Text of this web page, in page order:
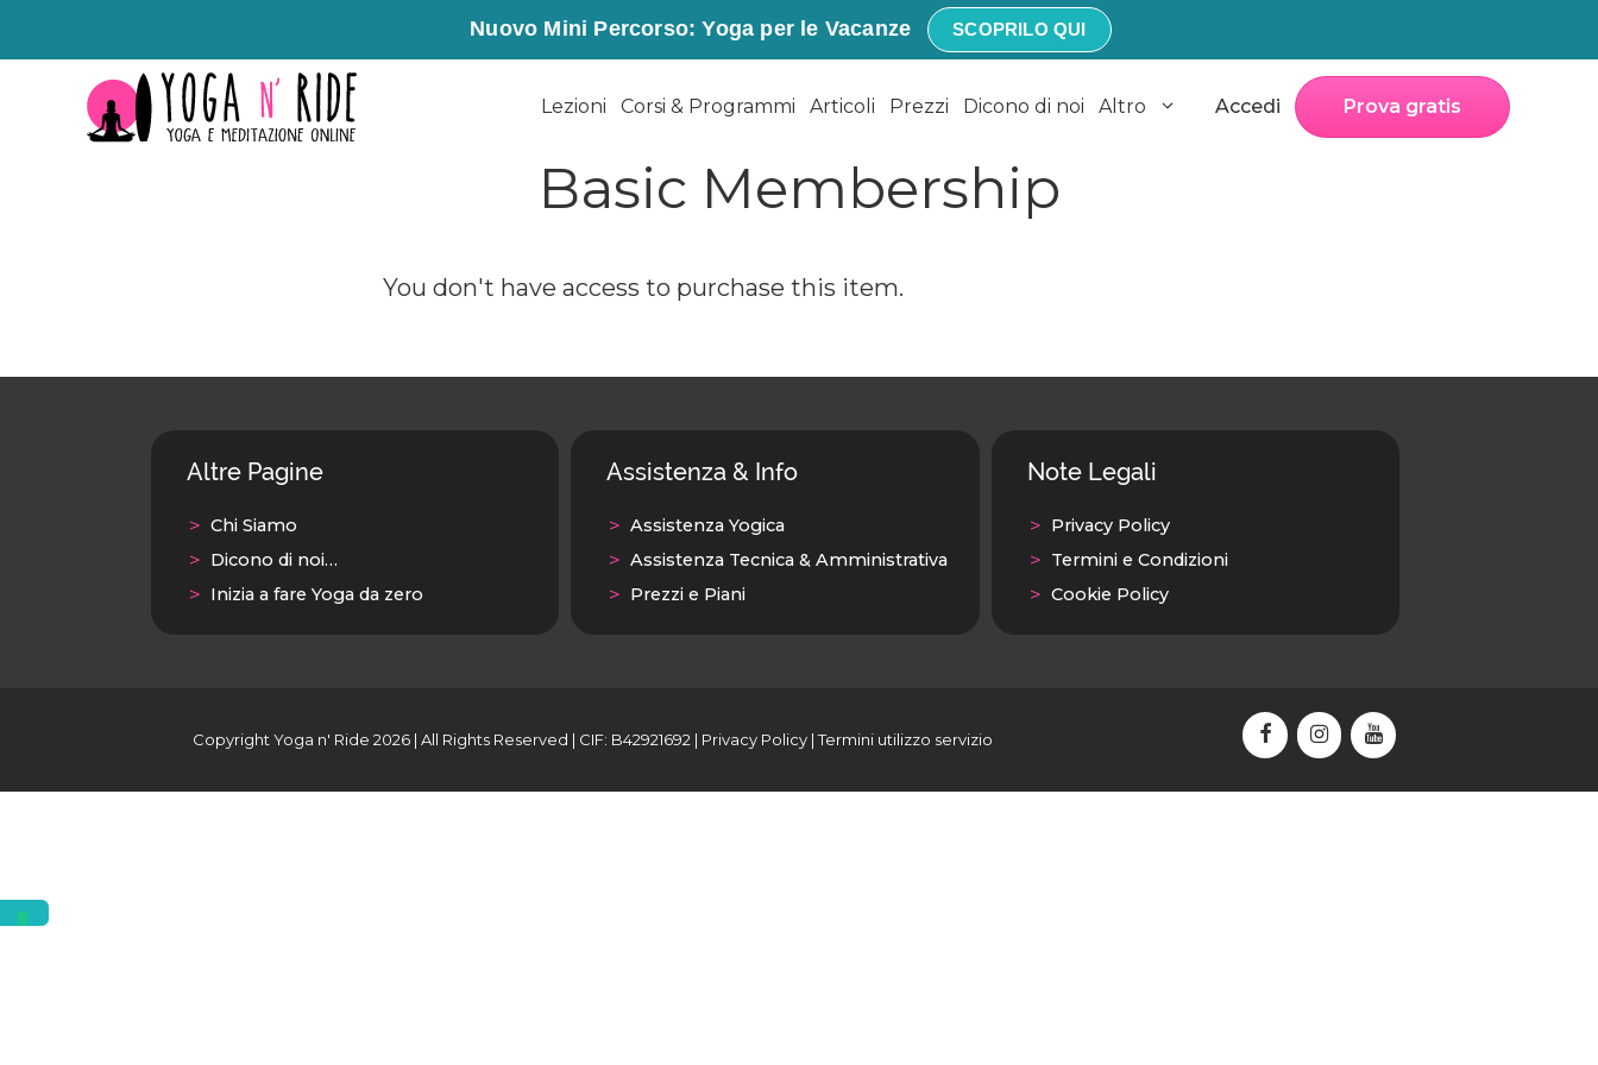
Nuovo Mini Percorso: Yoga per le Vacanze SCOPRILO QUI
contenuto
Lezioni Corsi & Programmi Articoli Prezzi Dicono di noi Altro Accedi Prova gratis
Basic Membership
You don't have access to purchase this item.
Altre Pagine
Chi Siamo
Dicono di noi…
Inizia a fare Yoga da zero
Assistenza & Info
Assistenza Yogica
Assistenza Tecnica & Amministrativa
Prezzi e Piani
Note Legali
Privacy Policy
Termini e Condizioni
Cookie Policy
Copyright Yoga n' Ride 2026 | All Rights Reserved | CIF: B42921692 | Privacy Policy |Termini utilizzo servizio